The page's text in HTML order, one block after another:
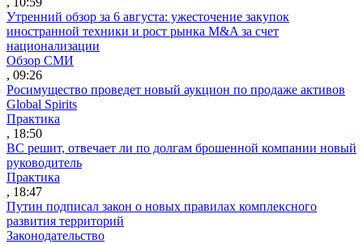
Утренний обзор за 6 августа: ужесточение закупок
иностранной техники и рост рынка M&A за счет
национализации
Обзор СМИ
, 09:26
Росимущество проведет новый аукцион по продаже активов
Global Spirits
Практика
, 18:50
ВС решит, отвечает ли по долгам брошенной компании новый
руководитель
Практика
, 18:47
Путин подписал закон о новых правилах комплексного
развития территорий
Законодательство